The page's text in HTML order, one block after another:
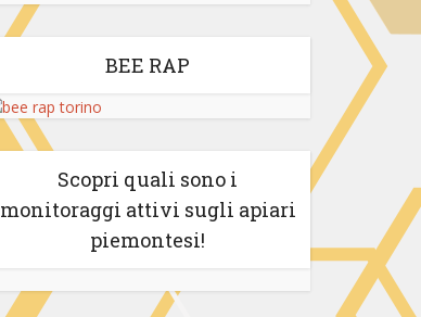
BEE RAP
Scopri quali sono i
monitoraggi attivi sugli apiari
piemontesi!